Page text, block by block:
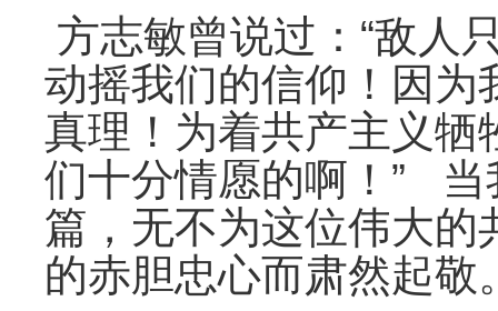
方志敏曾说过：“敌人
动摇我们的信仰！因为
真理！为着共产主义牺
们十分情愿的啊！” 当
篇，无不为这位伟大的
的赤胆忠心而肃然